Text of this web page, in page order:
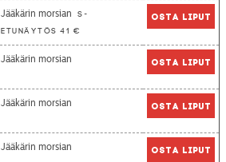
Jääkärin morsian
S-
etunäytös 41 €
Osta liput
Jääkärin morsian Osta liput
Jääkärin morsian Osta liput
Jääkärin morsian Osta liput